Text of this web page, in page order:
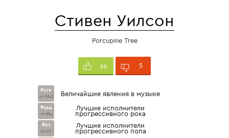
Стивен Уилсон
Porcupine Tree
22 5
#179
из 1642 Величайшие явления в музыке
#144
из 594
Лучшие исполнители
прогрессивного рока
#91
из 117
Лучшие исполнители
прогрессивного попа